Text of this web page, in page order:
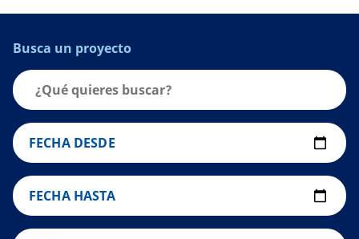
Busca un proyecto
FECHA DESDE
FECHA HASTA